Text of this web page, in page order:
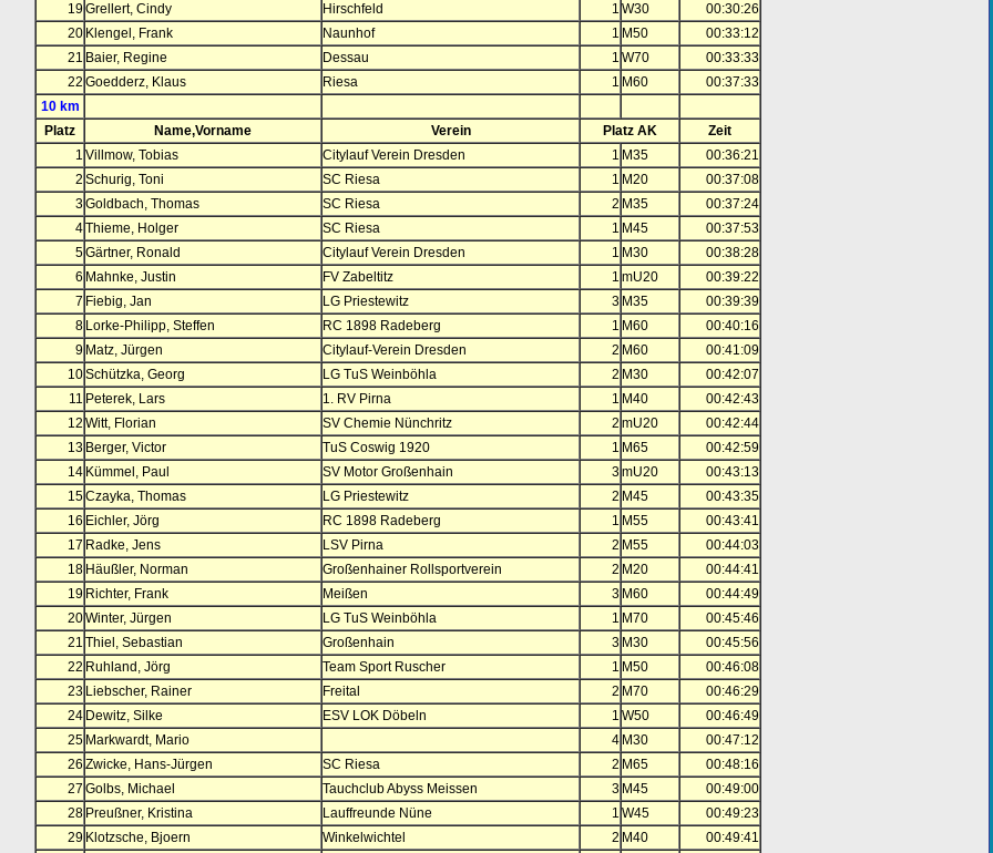
19Grellert, Cindy Hirschfeld 1 W30
00:30:26
20 Klengel, Frank Naunhof 1 M50
00:33:12
21 Baier, Regine Dessau 1 W70
00:33:33
22 Goedderz, Klaus Riesa 1 M60
00:37:33
10 km
Platz
Name,Vorname Verein Platz AK
Zeit
1 Villmow, Tobias Citylauf Verein Dresden 1 M35
00:36:21
2 Schurig, Toni SC Riesa 1 M20
00:37:08
3Goldbach, Thomas SC Riesa 2 M35
00:37:24
4Thieme, Holger SC Riesa 1 M45
00:37:53
5Gärtner, Ronald Citylauf Verein Dresden 1 M30
00:38:28
6 Mahnke, Justin FV Zabeltitz 1 mU20
00:39:22
7 Fiebig, Jan LG Priestewitz 3 M35
00:39:39
8 Lorke-Philipp, Steffen RC 1898 Radeberg 1 M60
00:40:16
9 Matz, Jürgen Citylauf-Verein Dresden 2 M60
00:41:09
10Schützka, Georg LG TuS Weinböhla 2 M30
00:42:07
11 Peterek, Lars 1. RV Pirna 1 M40
00:42:43
12 Witt, Florian SV Chemie Nünchritz 2 mU20
00:42:44
13 Berger, Victor TuS Coswig 1920 1 M65
00:42:59
14 Kümmel, Paul SV Motor Großenhain 3mU20
00:43:13
15Czayka, Thomas LG Priestewitz 2 M45
00:43:35
16 Eichler, Jörg RC 1898 Radeberg 1 M55
00:43:41
17 Radke, Jens LSV Pirna 2 M55
00:44:03
18 Häußler, Norman Großenhainer Rollsportverein 2 M20
00:44:41
19 Richter, Frank Meißen 3 M60
00:44:49
20Winter, Jürgen LG TuS Weinböhla 1 M70
00:45:46
21 Thiel, Sebastian Großenhain 3 M30
00:45:56
22 Ruhland, Jörg Team Sport Ruscher 1 M50
00:46:08
23 Liebscher, Rainer Freital 2 M70
00:46:29
24 Dewitz, Silke ESV LOK Döbeln 1 W50
00:46:49
25 Markwardt, Mario 4 M30
00:47:12
26 Zwicke, Hans-Jürgen SC Riesa 2 M65
00:48:16
27 Golbs, Michael Tauchclub Abyss Meissen 3 M45
00:49:00
28 Preußner, Kristina Lauffreunde Nüne 1 W45
00:49:23
29 Klotzsche, Bjoern Winkelwichtel 2 M40
00:49:41